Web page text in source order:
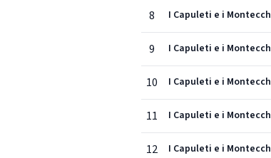
8 I Capuleti e i
9 I Capuleti e i
10 I Capuleti e i
11 I Capuleti e i
12 I Capuleti e i